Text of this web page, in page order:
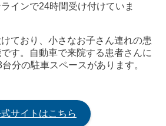
インで24時間受け付けていま
ており、小さなお子さん連れの患
す。自動車で来院する患者さんに
分の駐車スペースがあります。
サイトはこちら